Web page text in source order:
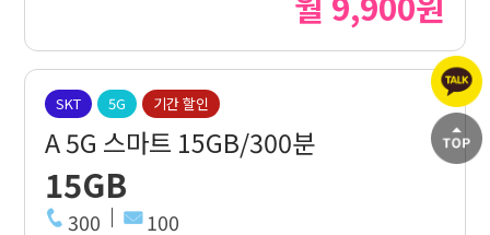
SKT 5G 기간 할인
A 5G 스마트 15GB/300분
15GB
300 100